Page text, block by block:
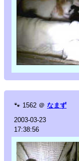
🐾 1562 ＠ なまず
2003-03-23
17:38:56